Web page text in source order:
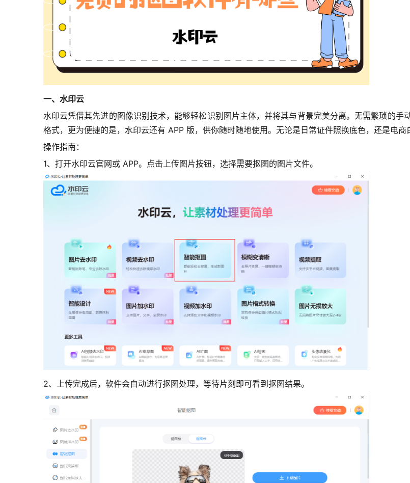
一、水印云
水印云凭借其先进的图像识别技术，能够轻松识别图片主体，并将其与背景完美分离。无需繁琐的
格式，更为便捷的是，水印云还有 APP 版，供你随时随地使用。无论是日常证件照换底色，还是电商
操作指南：
1、打开水印云官网或 APP。 点击上传图片按钮，选择需要抠图的图片文件。
2、上传完成后，软件会自动进行抠图处理，等待片刻即可看到抠图结果。